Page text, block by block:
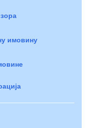
имовину